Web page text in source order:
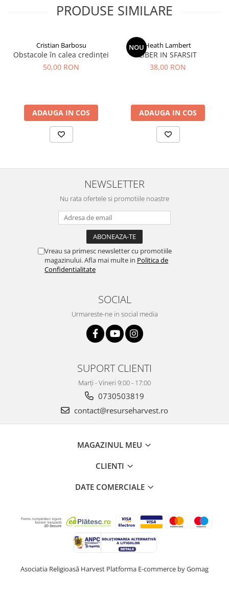
PRODUSE SIMILARE
Cristian Barbosu
Obstacole în calea credinței
50,00 RON
ADAUGA IN COS
NOUHeath Lambert
LIBER IN SFARSIT
38,00 RON
ADAUGA IN COS
NEWSLETTER
Nu rata ofertele si promotiile noastre
Vreau sa primesc newsletter cu promotiile
magazinului. Afla mai multe in Politica de
Confidentialitate
SOCIAL
Urmareste-ne in social media
SUPORT CLIENTI
Marți - Vineri 9:00 - 17:00
0730503819
contact@resurseharvest.ro
MAGAZINUL MEU
CLIENTI
DATE COMERCIALE
Asociatia Religioasă Harvest Platforma E-commerce by Gomag